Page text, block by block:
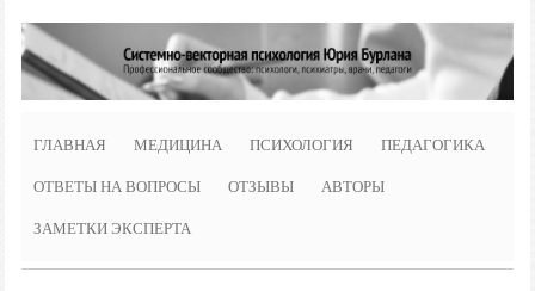
ГЛАВНАЯ МЕДИЦИНА ПСИХОЛОГИЯ ПЕДАГОГИКА
ОТВЕТЫ НА ВОПРОСЫ ОТЗЫВЫ АВТОРЫ
ЗАМЕТКИ ЭКСПЕРТА